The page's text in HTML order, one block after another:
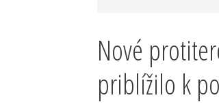
Nové
priblížilo k